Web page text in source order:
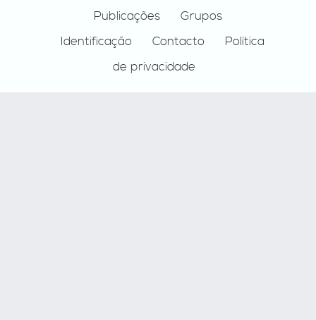
Publicações
Grupos
Identificação
Contacto
Política
de privacidade